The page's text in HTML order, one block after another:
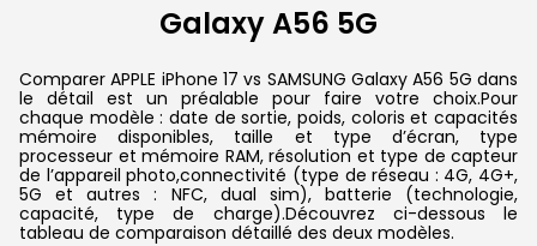
Galaxy A56 5G
Comparer APPLE iPhone 17 vs SAMSUNG Galaxy A56 5G dans
le détail est un préalable pour faire votre choix.Pour
chaque modèle : date de sortie, poids, coloris et capacités
mémoire disponibles, taille et type d’écran, type
processeur et mémoire RAM, résolution et type de capteur
de l’appareil photo,connectivité (type de réseau : 4G, 4G+,
5G et autres : NFC, dual sim), batterie (technologie,
capacité, type de charge).Découvrez ci-dessous le
tableau de comparaison détaillé des deux modèles.